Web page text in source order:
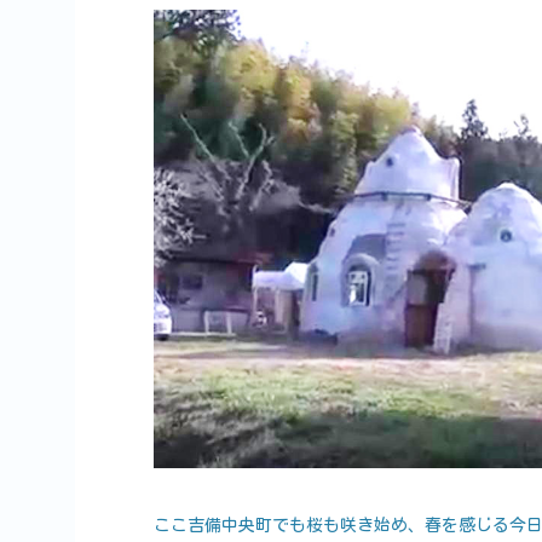
ここ吉備中央町でも桜も咲き始め、春を感じる今